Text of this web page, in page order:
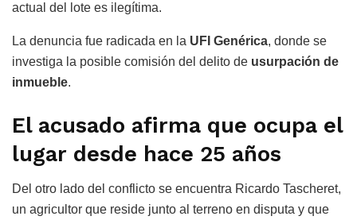
actual del lote es ilegítima.
La denuncia fue radicada en la UFI Genérica, donde se
investiga la posible comisión del delito de usurpación de
inmueble.
El acusado afirma que ocupa el
lugar desde hace 25 años
Del otro lado del conflicto se encuentra Ricardo Tascheret,
un agricultor que reside junto al terreno en disputa y que